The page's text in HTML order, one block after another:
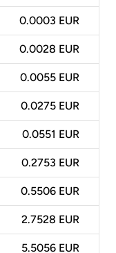
0.0003 EUR
0.0028 EUR
0.0055 EUR
0.0275 EUR
0.0551 EUR
0.2753 EUR
0.5506 EUR
2.7528 EUR
5.5056 EUR